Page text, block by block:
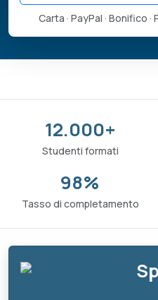
Carta · PayPal · Bonifico
12.000+
Studenti formati
98%
Tasso di completamento